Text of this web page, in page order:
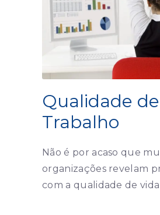
Qualidade
Trabalho
Não é por acaso que
organizações revelam
com a qualidade de